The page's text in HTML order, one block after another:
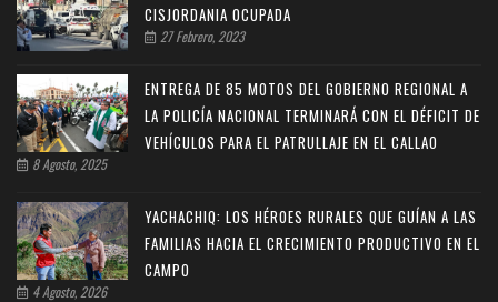
CISJORDANIA OCUPADA
27 Febrero, 2023
ENTREGA DE 85 MOTOS DEL GOBIERNO REGIONAL A
LA POLICÍA NACIONAL TERMINARÁ CON EL DÉFICIT DE
VEHÍCULOS PARA EL PATRULLAJE EN EL CALLAO
8 Agosto, 2025
YACHACHIQ: LOS HÉROES RURALES QUE GUÍAN A LAS
FAMILIAS HACIA EL CRECIMIENTO PRODUCTIVO EN EL
CAMPO
4 Agosto, 2026